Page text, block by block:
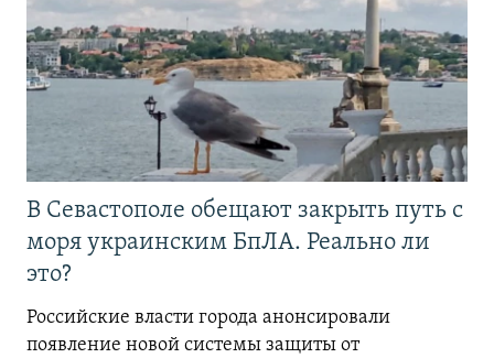
В Севастополе обещают закрыть путь с
моря украинским БпЛА. Реально ли
это?
Российские власти города анонсировали
появление новой системы защиты от